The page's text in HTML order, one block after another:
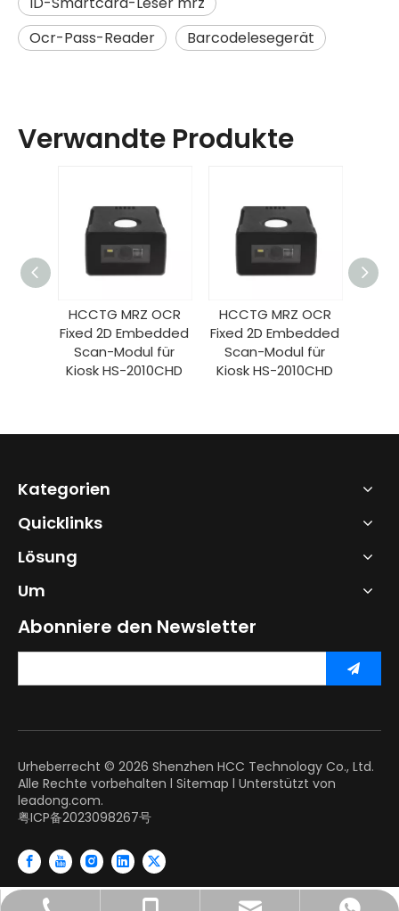
Ocr-Pass-Reader
Barcodelesegerät
Verwandte Produkte
HCCTG MRZ OCR
Fixed 2D Embedded
Scan-Modul für
Kiosk HS-2010CHD
HCCTG MRZ OCR
Fixed 2D Embedded
Scan-Modul für
Kiosk HS-2010CHD
Kategorien
Quicklinks
Lösung
Um
Abonniere den Newsletter
Urheberrecht © 2026 Shenzhen HCC Technology Co., Ltd.
Alle Rechte vorbehalten l Sitemap l Unterstützt von
leadong.com.
粤ICP备2023098267号